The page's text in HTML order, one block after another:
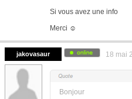
Si vous avez une info
Merci ☺️
jakovasaur 18 mai
Bonjour